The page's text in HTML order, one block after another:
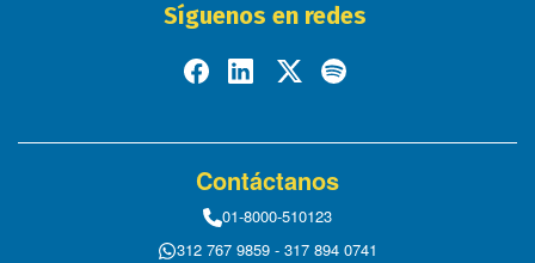
Síguenos en redes
Contáctanos
01-8000-510123
312 767 9859 - 317 894 0741